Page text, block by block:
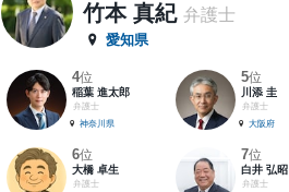
竹本 真紀 弁護士
愛知県
4位
稲葉 進太郎
弁護士
神奈川県
5位
川添 圭
弁護士
大阪府
6位
大橋 卓生
弁護士
7位
白井 弘昭
弁護士